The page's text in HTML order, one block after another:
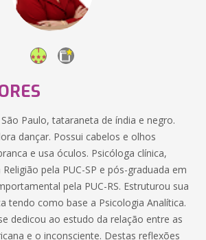
Paulo, tataraneta de índia e negro.
dançar. Possui cabelos e olhos
e usa óculos. Psicóloga clínica,
pela PUC-SP e pós-graduada em
pela PUC-RS. Estruturou sua
tendo como base a Psicologia Analítica.
dedicou ao estudo da relação entre as
e o inconsciente. Destas reflexões